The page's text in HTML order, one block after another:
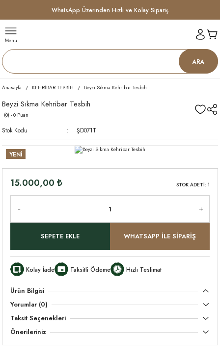
WhatsApp Üzerinden Hızlı ve Kolay Sipariş
Menü
ARA
Anasayfa KEHRİBAR TESBİH Beyzi Sıkma Kehribar Tesbih
Beyzi Sıkma Kehribar Tesbih
(0) - 0 Puan
Stok Kodu ŞD071T
YENİ
15.000,00 ₺ STOK ADETİ: 1
SEPETE EKLE WHATSAPP İLE SİPARİŞ
Kolay İade Taksitli Ödeme Hızlı Teslimat
Ürün Bilgisi
Yorumlar (0)
Taksit Seçenekleri
Önerileriniz